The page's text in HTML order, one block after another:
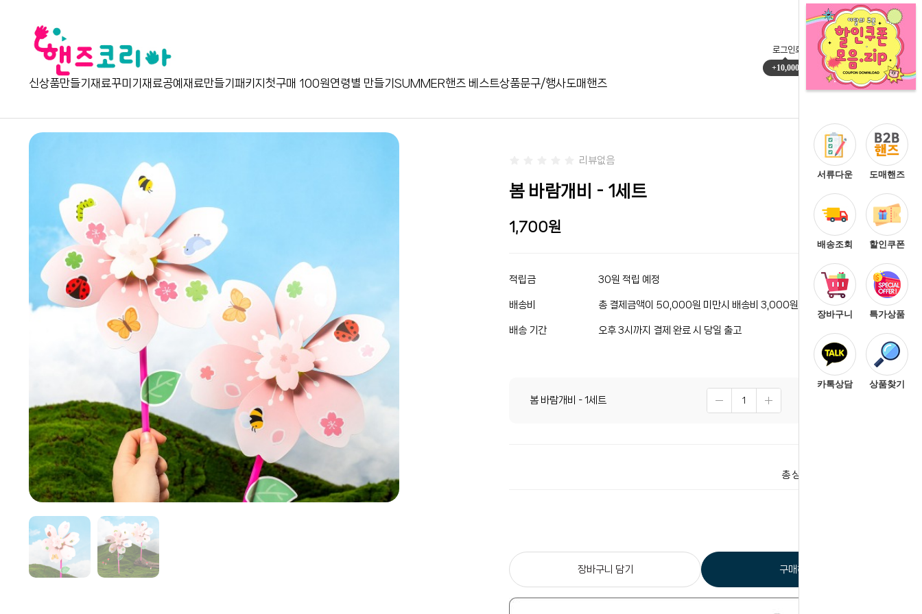
로그인회원가입
+10,000
마이페이지 주문배송
신상품만들기재료꾸미기재료공예재료만들기패키지 첫구매 100원연령별 만들기 SUMMER핸즈 베스트상품문구/행사도매핸즈 0
서류다운 도매핸즈
배송조회 할인쿠폰
장바구니 특가상품
카톡상담 상품찾기
리뷰없음
봄 바람개비 - 1세트
1,700
적립금 30원 적립 예정
배송비 총 결제금액이 50,000원 미만시 배송비 3,000원이 청구됩니다.
배송 기간 오후 3시까지 결제 완료 시 당일 출고
봄 바람개비 - 1세트
총 상품 금액
장바구니 담기 구매하기